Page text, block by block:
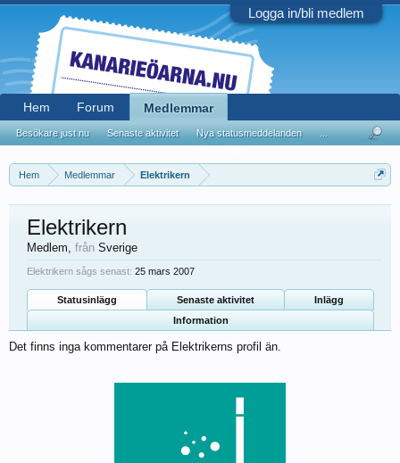
Logga in/bli medlem
Hem Medlemmar Elektrikern
Elektrikern
Medlem, från Sverige
Elektrikern sågs senast: 25 mars 2007
Statusinlägg Senaste aktivitet
Inlägg
Information
Det finns inga kommentarer på Elektrikerns profil än.
Hem Forum Medlemmar
Besökare just nu Senaste aktivitet Nya statusmeddelanden ...